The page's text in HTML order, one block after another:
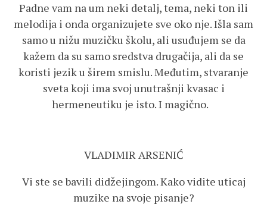
Padne vam na um neki detalj, tema, neki ton ili
melodija i onda organizujete sve oko nje. Išla sam
samo u nižu muzičku školu, ali usuđujem se da
kažem da su samo sredstva drugačija, ali da se
koristi jezik u širem smislu. Međutim, stvaranje
sveta koji ima svoj unutrašnji kvasac i
hermeneutiku je isto. I magično.
VLADIMIR ARSENIĆ
Vi ste se bavili didžejingom. Kako vidite uticaj
muzike na svoje pisanje?